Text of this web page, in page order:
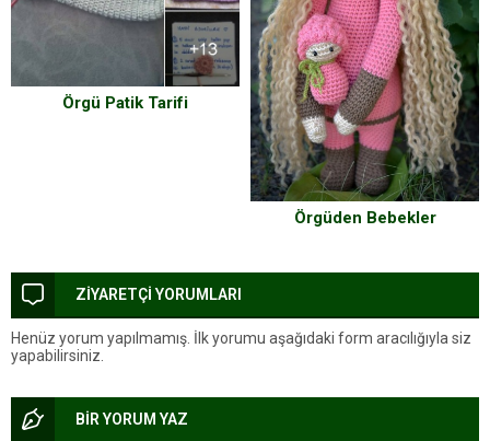
Örgü Patik Tarifi
Örgüden Bebekler
ZİYARETÇİ YORUMLARI
Henüz yorum yapılmamış. İlk yorumu aşağıdaki form aracılığıyla siz
yapabilirsiniz.
BİR YORUM YAZ